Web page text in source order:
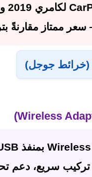
ممتاز مقارنةً
(خرائط جوجل)
تركيب سريع، دعم